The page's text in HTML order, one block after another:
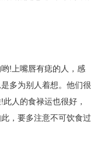
!上嘴唇有痣的人，感
多为别人着想。他们很
人的食禄运也很好，
，要多注意不可饮食过